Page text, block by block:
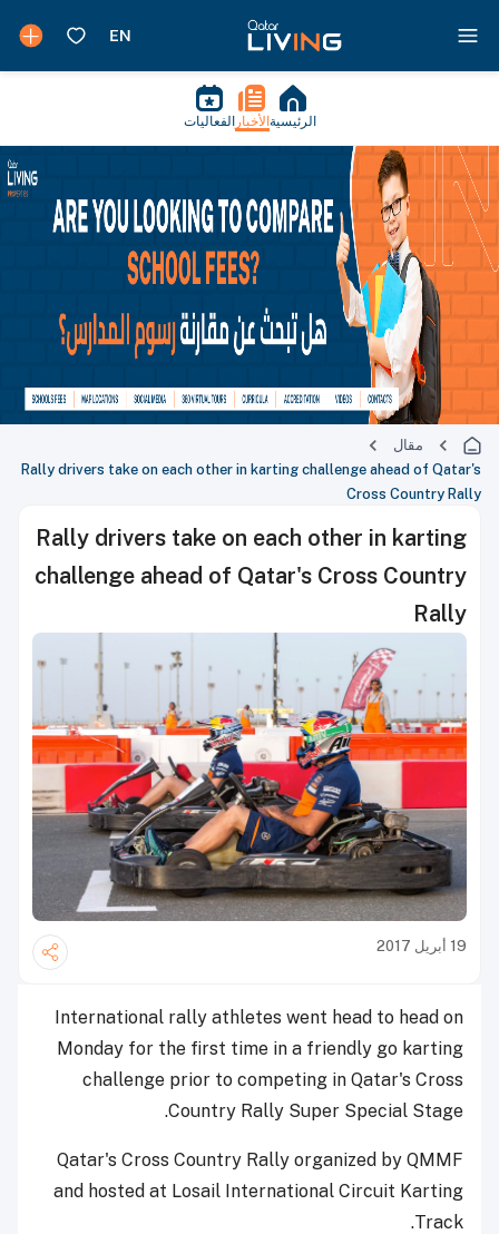
الرئيسية الأخبار الفعاليات
مقال
Rally drivers take on each other in karting challenge ahead of Qatar's
Cross Country Rally
Rally drivers take on each other in karting
challenge ahead of Qatar's Cross Country
Rally
19 أبريل 2017
International rally athletes went head to head on
Monday for the first time in a friendly go karting
challenge prior to competing in Qatar's Cross
Country Rally Super Special Stage.
Qatar's Cross Country Rally organized by QMMF
and hosted at Losail International Circuit Karting
Track.